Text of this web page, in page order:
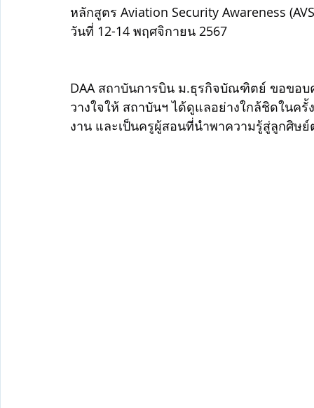
หลักสูตร Aviation Security Awareness
วันที่ 12-14 พฤศจิกายน 2567
DAA สถาบันการบิน ม.ธุรกิจบัณฑิตย์ ขอขอบ
วางใจให้ สถาบันฯ ได้ดูแลอย่างใกล้ชิดในค
งาน และเป็นครูผู้สอนที่นำพาความรู้สู่ลูกศิษย์